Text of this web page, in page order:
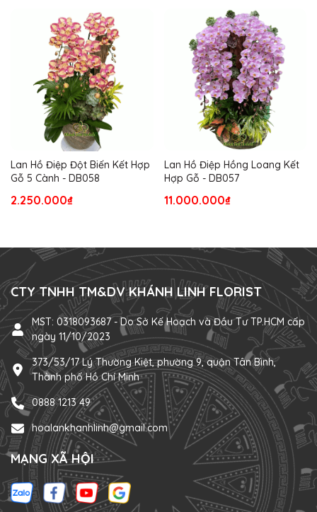
Lan Hồ Điệp Đột Biến Kết Hợp
Gỗ 5 Cành - DB058
2.250.000₫
Lan Hồ Điệp Hồng Loang Kết
Hợp Gỗ - DB057
11.000.000₫
CTY TNHH TM&DV KHÁNH LINH FLORIST
MST: 0318093687 - Do Sở Kế Hoạch và Đầu Tư TP.HCM cấp
ngày 11/10/2023
373/53/17 Lý Thường Kiệt, phường 9, quận Tân Bình,
Thành phố Hồ Chí Minh
0888 1213 49
hoalankhanhlinh@gmail.com
MẠNG XÃ HỘI